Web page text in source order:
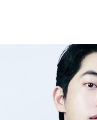
上半年營收創高
這幾檔繳正報酬 01:45
衝4.18元！ 01:20
引燃施工雜物